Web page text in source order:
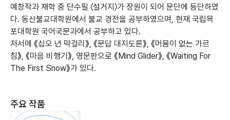
예창작과 재학 중 단수필 〈설거지〉가 장원이 되어 문단에 등단하였
다. 동산불교대학원에서 불교 경전을 공부하였으며, 현재 국립목
포대학원 국어국문과에서 공부하고 있다.
저서에 《십오 년 막걸리》, 《문답 대지도론》, 《머뭄이 없는 가르
침》, 《마음 비행기》, 영문판으로 《Mind Glider》, 《Waiting For
The First Snow》가 있다.
주요 작품